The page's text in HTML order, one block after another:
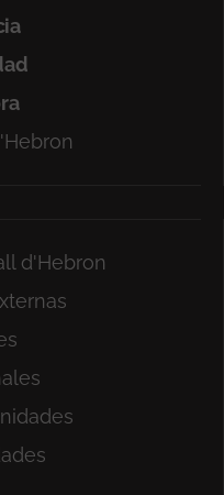
d'Hebron